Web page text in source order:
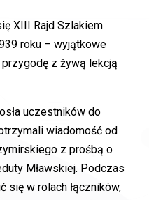
XIII Rajd Szlakiem
roku – wyjątkowe
z żywą lekcją
uczestników do
wiadomość od
z prośbą o
Mławskiej. Podczas
się w rolach łączników,